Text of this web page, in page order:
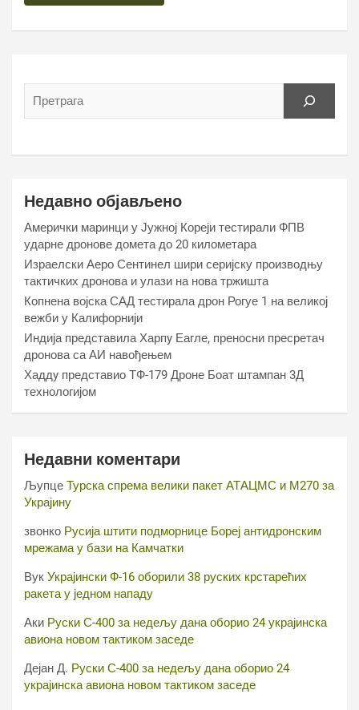
Недавно објављено
Амерички маринци у Јужној Кореји тестирали ФПВ
ударне дронове домета до 20 километара
Израелски Аеро Сентинел шири серијску производњу
тактичких дронова и улази на нова тржишта
Копнена војска САД тестирала дрон Рогуе 1 на великој
вежби у Калифорнији
Индија представила Харпy Еагле, преносни пресретач
дронова са АИ навођењем
Хаддy представио ТФ-179 Дроне Боат штампан 3Д
технологијом
Недавни коментари
Љупце Турска спрема велики пакет АТАЦМС и М270 за
Украјину
звонко Русија штити подморнице Бореј антидронским
мрежама у бази на Камчатки
Вук Украјински Ф-16 оборили 38 руских крстарећих
ракета у једном нападу
Аки Руски С-400 за недељу дана оборио 24 украјинска
авиона новом тактиком заседе
Дејан Д. Руски С-400 за недељу дана оборио 24
украјинска авиона новом тактиком заседе